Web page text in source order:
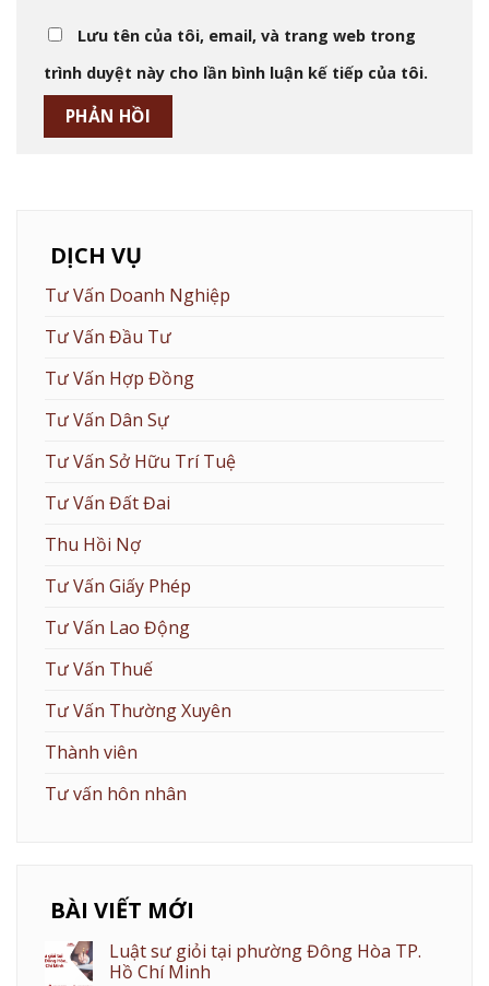
Lưu tên của tôi, email, và trang web trong
trình duyệt này cho lần bình luận kế tiếp của tôi.
DỊCH VỤ
Tư Vấn Doanh Nghiệp
Tư Vấn Đầu Tư
Tư Vấn Hợp Đồng
Tư Vấn Dân Sự
Tư Vấn Sở Hữu Trí Tuệ
Tư Vấn Đất Đai
Thu Hồi Nợ
Tư Vấn Giấy Phép
Tư Vấn Lao Động
Tư Vấn Thuế
Tư Vấn Thường Xuyên
Thành viên
Tư vấn hôn nhân
BÀI VIẾT MỚI
Luật sư giỏi tại phường Đông Hòa TP.
Hồ Chí Minh